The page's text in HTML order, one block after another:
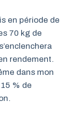
en période de
70 kg de
rendement.
dans mon
% de